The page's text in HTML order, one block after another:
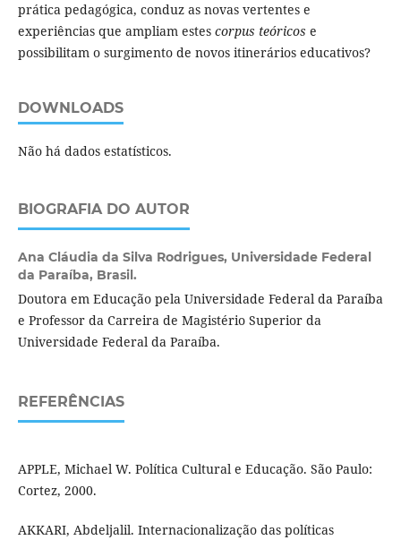
prática pedagógica, conduz as novas vertentes e
experiências que ampliam estes corpus teóricos e
possibilitam o surgimento de novos itinerários educativos?
DOWNLOADS
Não há dados estatísticos.
BIOGRAFIA DO AUTOR
Ana Cláudia da Silva Rodrigues, Universidade Federal
da Paraíba, Brasil.
Doutora em Educação pela Universidade Federal da Paraíba
e Professor da Carreira de Magistério Superior da
Universidade Federal da Paraíba.
REFERÊNCIAS
APPLE, Michael W. Política Cultural e Educação. São Paulo:
Cortez, 2000.
AKKARI, Abdeljalil. Internacionalização das políticas